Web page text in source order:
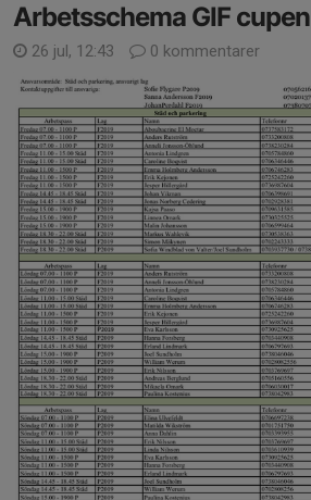
Arbetsschema GIF cupen
26 jul, 12:43 0 kommentarer